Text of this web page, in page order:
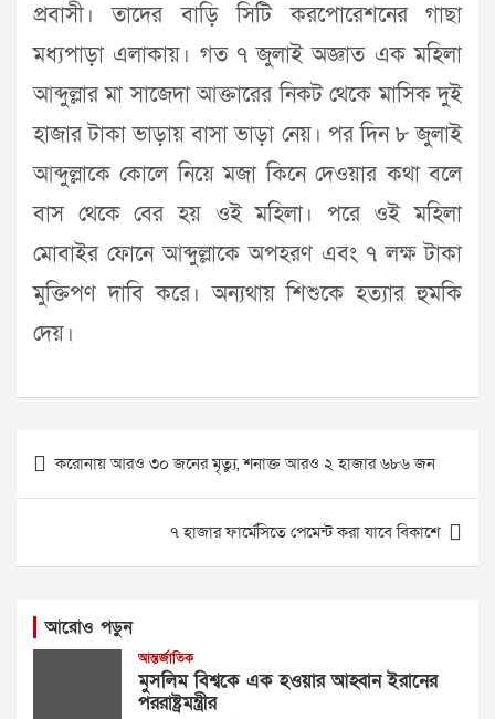
প্রবাসী। তাদের বাড়ি সিটি করপোরেশনের গাছা
মধ্যপাড়া এলাকায়। গত ৭ জুলাই অজ্ঞাত এক মহিলা
আব্দুল্লার মা সাজেদা আক্তারের নিকট থেকে মাসিক দুই
হাজার টাকা ভাড়ায় বাসা ভাড়া নেয়। পর দিন ৮ জুলাই
আব্দুল্লাকে কোলে নিয়ে মজা কিনে দেওয়ার কথা বলে
বাস থেকে বের হয় ওই মহিলা। পরে ওই মহিলা
মোবাইর ফোনে আব্দুল্লাকে অপহরণ এবং ৭ লক্ষ টাকা
মুক্তিপণ দাবি করে। অন্যথায় শিশুকে হত্যার হুমকি
দেয়।
Post
navigation
করোনায় আরও ৩০ জনের মৃত্যু, শনাক্ত আরও ২ হাজার ৬৮৬ জন
৭ হাজার ফার্মেসিতে পেমেন্ট করা যাবে বিকাশে
আরোও পড়ুন
আন্তর্জাতিক
মুসলিম বিশ্বকে এক হওয়ার আহ্বান ইরানের
পররাষ্ট্রমন্ত্রীর